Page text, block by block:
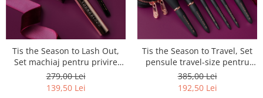
Tis the Season to Lash Out,
Set machiaj pentru privire
intensa
279,00 Lei
139,50 Lei
Tis the Season to Travel, Set
pensule travel-size pentru
machiaj profesional
385,00 Lei
192,50 Lei